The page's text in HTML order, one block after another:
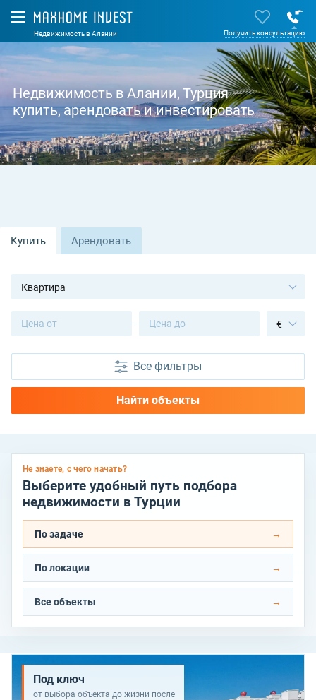
Недвижимость в Алании Получить консультацию
Недвижимость в Алании, Турция —
купить, арендовать и инвестировать
Купить Арендовать
Квартира
- €
Все фильтры
Найти объекты
Не знаете, с чего начать?
Выберите удобный путь подбора
недвижимости в Турции
По задаче
По локации
Все объекты
Под ключ
от выбора объекта до жизни после